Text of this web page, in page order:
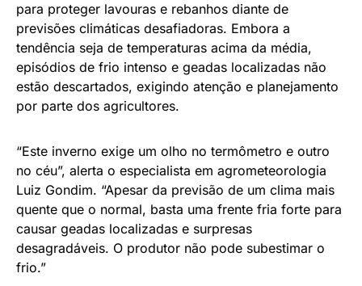
para proteger lavouras e rebanhos diante de
previsões climáticas desafiadoras. Embora a
tendência seja de temperaturas acima da média,
episódios de frio intenso e geadas localizadas não
estão descartados, exigindo atenção e planejamento
por parte dos agricultores.
“Este inverno exige um olho no termômetro e outro
no céu”, alerta o especialista em agrometeorologia
Luiz Gondim. “Apesar da previsão de um clima mais
quente que o normal, basta uma frente fria forte para
causar geadas localizadas e surpresas
desagradáveis. O produtor não pode subestimar o
frio.”